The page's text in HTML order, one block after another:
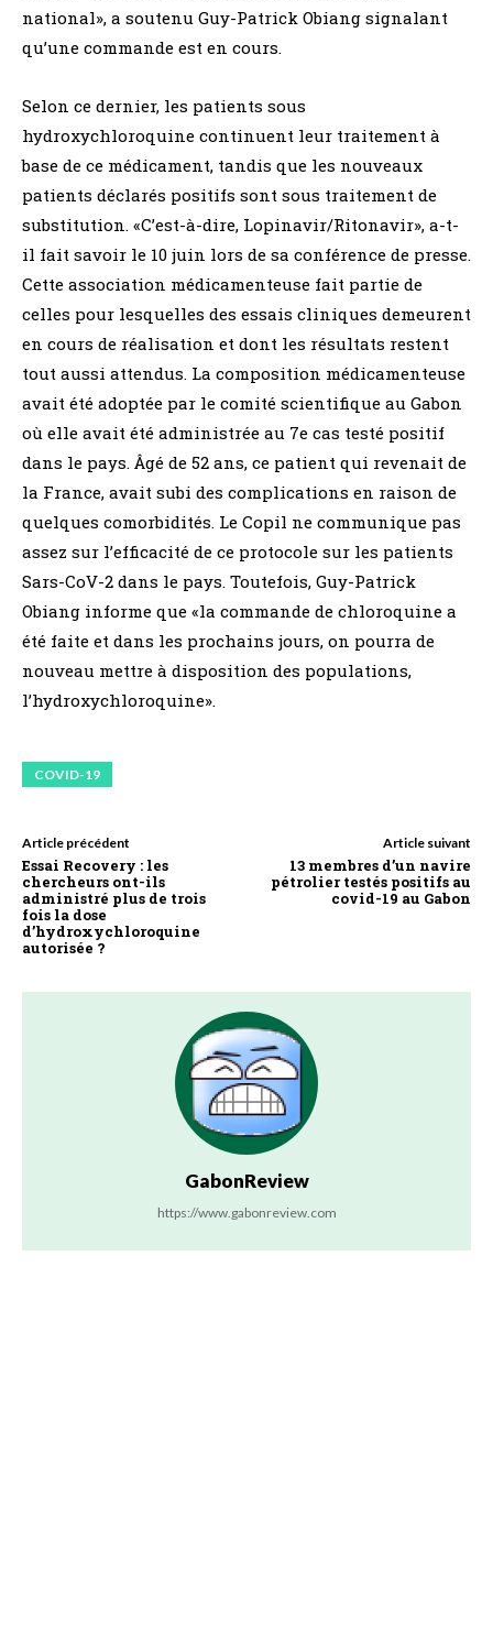
national», a soutenu Guy-Patrick Obiang signalant
qu’une commande est en cours.
Selon ce dernier, les patients sous
hydroxychloroquine continuent leur traitement à
base de ce médicament, tandis que les nouveaux
patients déclarés positifs sont sous traitement de
substitution. «C’est-à-dire, Lopinavir/Ritonavir», a-t-
il fait savoir le 10 juin lors de sa conférence de presse.
Cette association médicamenteuse fait partie de
celles pour lesquelles des essais cliniques demeurent
en cours de réalisation et dont les résultats restent
tout aussi attendus. La composition médicamenteuse
avait été adoptée par le comité scientifique au Gabon
où elle avait été administrée au 7e cas testé positif
dans le pays. Âgé de 52 ans, ce patient qui revenait de
la France, avait subi des complications en raison de
quelques comorbidités. Le Copil ne communique pas
assez sur l’efficacité de ce protocole sur les patients
Sars-CoV-2 dans le pays. Toutefois, Guy-Patrick
Obiang informe que «la commande de chloroquine a
été faite et dans les prochains jours, on pourra de
nouveau mettre à disposition des populations,
l’hydroxychloroquine».
COVID-19
Article précédent
Essai Recovery : les
chercheurs ont-ils
administré plus de trois
fois la dose
d’hydroxychloroquine
autorisée ?
Article suivant
13 membres d’un navire
pétrolier testés positifs au
covid-19 au Gabon
GabonReview
https://www.gabonreview.com